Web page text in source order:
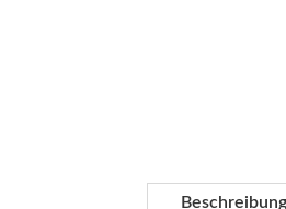
Beschreibung